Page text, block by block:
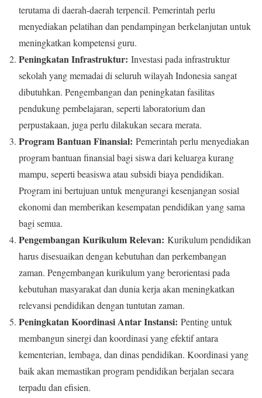
terutama di daerah-daerah terpencil. Pemerintah perlu
menyediakan pelatihan dan pendampingan berkelanjutan untuk
meningkatkan kompetensi guru.
Peningkatan Infrastruktur: Investasi pada infrastruktur
sekolah yang memadai di seluruh wilayah Indonesia sangat
dibutuhkan. Pengembangan dan peningkatan fasilitas
pendukung pembelajaran, seperti laboratorium dan
perpustakaan, juga perlu dilakukan secara merata.
Program Bantuan Finansial: Pemerintah perlu menyediakan
program bantuan finansial bagi siswa dari keluarga kurang
mampu, seperti beasiswa atau subsidi biaya pendidikan.
Program ini bertujuan untuk mengurangi kesenjangan sosial
ekonomi dan memberikan kesempatan pendidikan yang sama
bagi semua.
Pengembangan Kurikulum Relevan: Kurikulum pendidikan
harus disesuaikan dengan kebutuhan dan perkembangan
zaman. Pengembangan kurikulum yang berorientasi pada
kebutuhan masyarakat dan dunia kerja akan meningkatkan
relevansi pendidikan dengan tuntutan zaman.
Peningkatan Koordinasi Antar Instansi: Penting untuk
membangun sinergi dan koordinasi yang efektif antara
kementerian, lembaga, dan dinas pendidikan. Koordinasi yang
baik akan memastikan program pendidikan berjalan secara
terpadu dan efisien.